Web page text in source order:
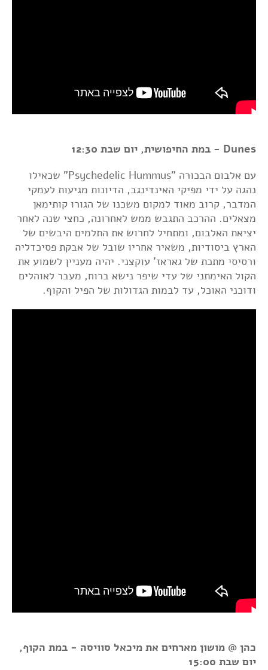
Dunes - במת החיפושית, יום שבת 12:30
עם אלבום הבכורה "Psychedelic Hummus" שכאילו
נהגה על ידי מפיקי האינדינגב, הדיונות מגיעות לעמקי
המדבר, קרוב מאוד למקום משכנו של הגורו קותימאן
מצאלים. ההרכב התגבש ממש לאחרונה, כחצי שנה לאחר
יציאת האלבום, ומתחיל לחרוש את התלמים היבשים של
הארץ ביסודיות, משאיר אחריו שובל של אבקת פסיכדליה
ורסיסי מתכת של גאראז' עוקצני. יהיה מעניין לשמוע את
הקול האימתני של עדי שיפר נישא ברוח, מעבר לאוהלים
ודוכני האוכל, עד לבמות הגדולות של הפיל והקוף.
כהן @ מושון מארחים את מיכאל סוויסה - במת הקוף,
יום שבת 15:00